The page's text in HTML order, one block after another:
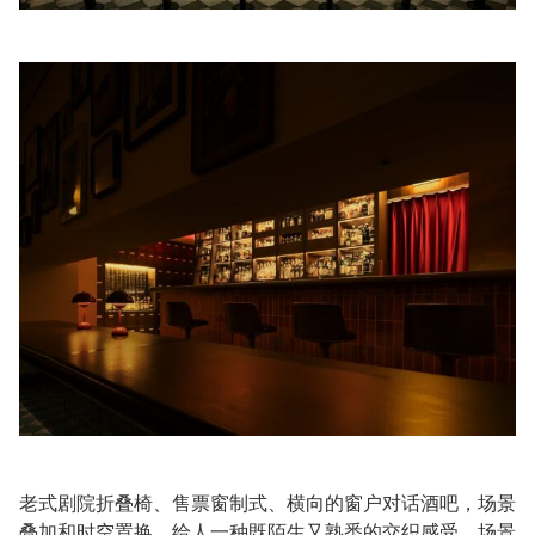
老式剧院折叠椅、售票窗制式、横向的窗户对话酒吧，场景